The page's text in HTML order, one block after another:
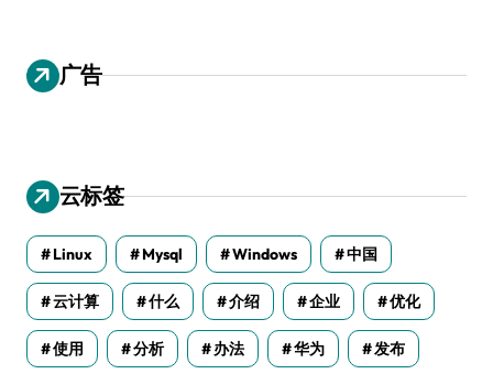
广告
云标签
Linux Mysql Windows 中国
云计算 什么 介绍 企业 优化
使用 分析 办法 华为 发布